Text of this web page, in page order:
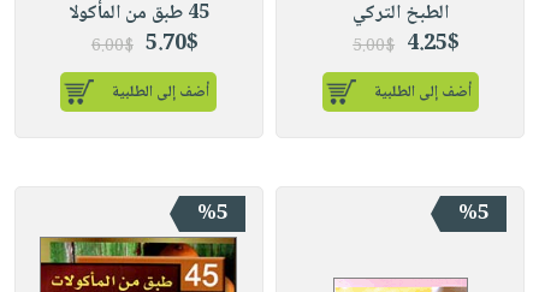
الطبخ التركي
4.25$
5.00$
أضف إلى الطلبية
45 طبق من المأكولا
5.70$
6.00$
أضف إلى الطلبية
%5
%5